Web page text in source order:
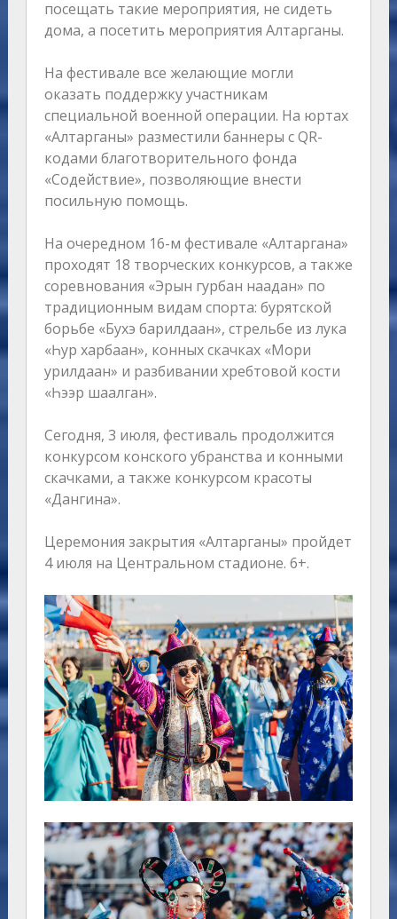
посещать такие мероприятия, не сидеть
дома, а посетить мероприятия Алтарганы.
На фестивале все желающие могли
оказать поддержку участникам
специальной военной операции. На юртах
«Алтарганы» разместили баннеры с QR-
кодами благотворительного фонда
«Содействие», позволяющие внести
посильную помощь.
На очередном 16-м фестивале «Алтаргана»
проходят 18 творческих конкурсов, а также
соревнования «Эрын гурбан наадан» по
традиционным видам спорта: бурятской
борьбе «Бухэ барилдаан», стрельбе из лука
«Һур харбаан», конных скачках «Мори
урилдаан» и разбивании хребтовой кости
«Һээр шаалган».
Сегодня, 3 июля, фестиваль продолжится
конкурсом конского убранства и конными
скачками, а также конкурсом красоты
«Дангина».
Церемония закрытия «Алтарганы» пройдет
4 июля на Центральном стадионе. 6+.